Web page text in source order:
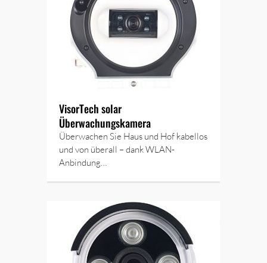
VisorTech solar
Überwachungskamera
Überwachen Sie Haus und Hof kabellos
und von überall – dank WLAN-
Anbindung…